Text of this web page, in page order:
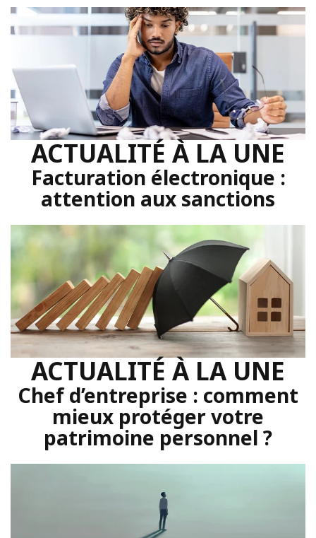
ACTUALITÉ À LA UNE
Facturation électronique :
attention aux sanctions
ACTUALITÉ À LA UNE
Chef d’entreprise : comment
mieux protéger votre
patrimoine personnel ?